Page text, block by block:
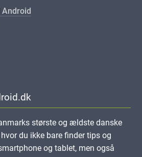
største og ældste danske
du ikke bare finder tips og
og tablet, men også